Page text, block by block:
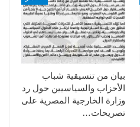
بيان من تنسيقية شباب
الأحزاب والسياسيين حول رد
وزارة الخارجية المصرية على
تصريحات…